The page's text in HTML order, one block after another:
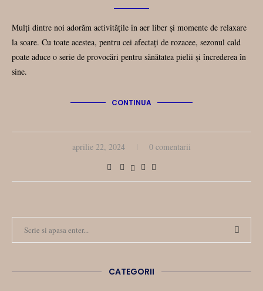
Mulți dintre noi adorăm activitățile în aer liber și momente de relaxare
la soare. Cu toate acestea, pentru cei afectați de rozacee, sezonul cald
poate aduce o serie de provocări pentru sănătatea pielii și încrederea în
sine.
CONTINUA
aprilie 22, 2024 0 comentarii
CATEGORII